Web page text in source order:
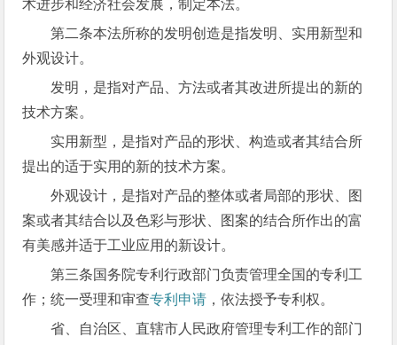
术进步和经济社会发展，制定本法。
第二条本法所称的发明创造是指发明、实用新型和
外观设计。
发明，是指对产品、方法或者其改进所提出的新的
技术方案。
实用新型，是指对产品的形状、构造或者其结合所
提出的适于实用的新的技术方案。
外观设计，是指对产品的整体或者局部的形状、图
案或者其结合以及色彩与形状、图案的结合所作出的富
有美感并适于工业应用的新设计。
第三条国务院专利行政部门负责管理全国的专利工
作；统一受理和审查专利申请 ，依法授予专利权。
省、自治区、直辖市人民政府管理专利工作的部门